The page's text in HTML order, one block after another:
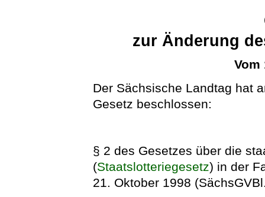
zur Änderung
Vom
Der Sächsische Landtag hat
Gesetz beschlossen:
§ 2 des Gesetzes über die
(Staatslotteriegesetz) in der
21. Oktober 1998